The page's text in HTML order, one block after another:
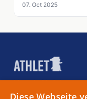
07. Oct 2025
Magazin für
Diese Webseite